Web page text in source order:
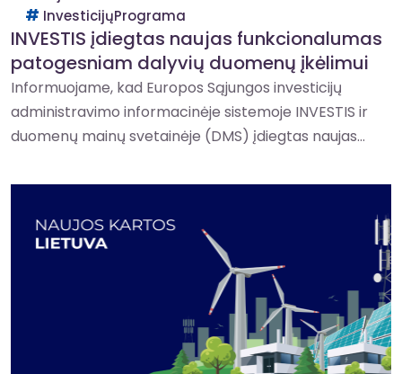
InvesticijųPrograma
INVESTIS įdiegtas naujas funkcionalumas
patogesniam dalyvių duomenų įkėlimui
Informuojame, kad Europos Sąjungos investicijų
administravimo informacinėje sistemoje INVESTIS ir
duomenų mainų svetainėje (DMS) įdiegtas naujas...